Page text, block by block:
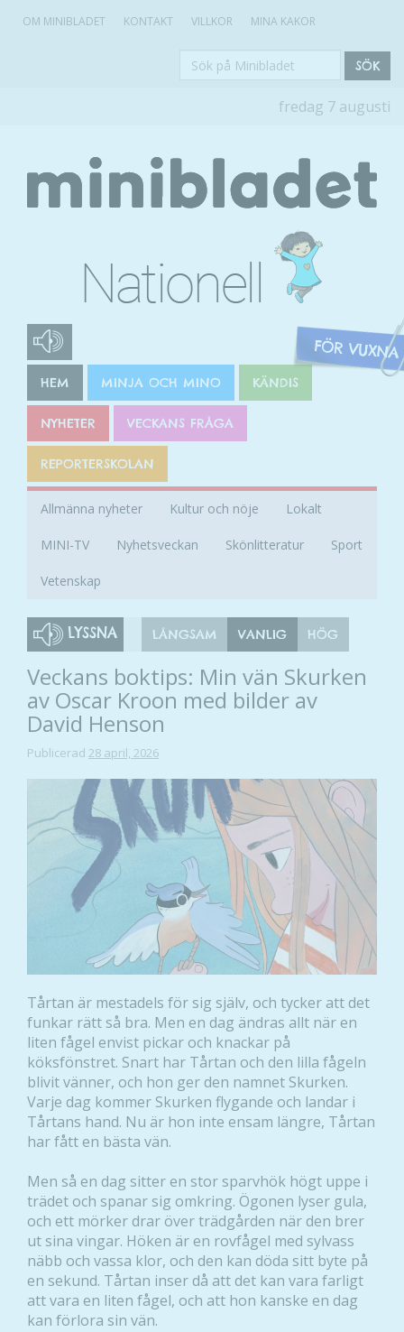
OM MINIBLADET KONTAKT VILLKOR MINA KAKOR
Sök
SÖK
fredag 7 augusti
HEM MINJA OCH MINO KÄNDIS
NYHETER VECKANS FRÅGA
REPORTERSKOLAN
Allmänna nyheter Kultur och nöje Lokalt
MINI-TV Nyhetsveckan Skönlitteratur Sport
Vetenskap
LYSSNA LÅNGSAM VANLIG HÖG
Veckans boktips: Min vän Skurken
av Oscar Kroon med bilder av
David Henson
Publicerad 28 april, 2026
Tårtan är mestadels för sig själv, och tycker att det
funkar rätt så bra. Men en dag ändras allt när en
liten fågel envist pickar och knackar på
köksfönstret. Snart har Tårtan och den lilla fågeln
blivit vänner, och hon ger den namnet Skurken.
Varje dag kommer Skurken flygande och landar i
Tårtans hand. Nu är hon inte ensam längre, Tårtan
har fått en bästa vän.
Men så en dag sitter en stor sparvhök högt uppe i
trädet och spanar sig omkring. Ögonen lyser gula,
och ett mörker drar över trädgården när den brer
ut sina vingar. Höken är en rovfågel med sylvass
näbb och vassa klor, och den kan döda sitt byte på
en sekund. Tårtan inser då att det kan vara farligt
att vara en liten fågel, och att hon kanske en dag
kan förlora sin vän.